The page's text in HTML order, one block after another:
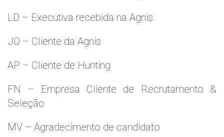
LD – Executiva recebida na Agnis
JO – Cliente da Agnis
AP – Cliente de Hunting
FN – Empresa Cliente de Recrutamento &
Seleção
MV – Agradecimento de candidato